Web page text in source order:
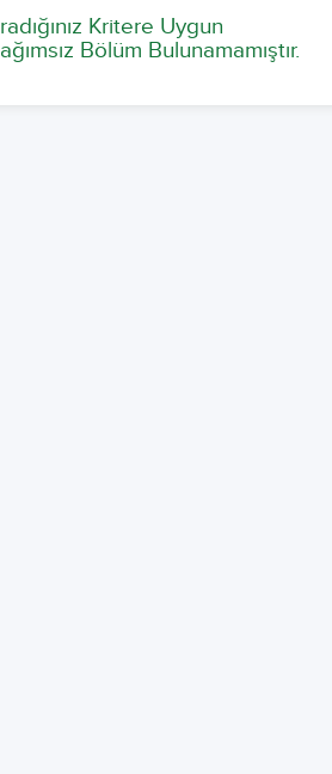
Kritere Uygun
Bölüm Bulunamamıştır.